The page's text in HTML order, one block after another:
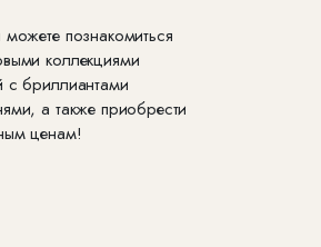
познакомиться
коллекциями
с бриллиантами
а также приобрести
ценам!